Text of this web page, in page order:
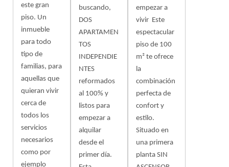
este gran
piso. Un
inmueble
para todo
tipo de
familias, para
aquellas que
quieran vivir
cerca de
todos los
servicios
necesarios
como por
ejemplo
buscando,
DOS
APARTAMEN
TOS
INDEPENDIE
NTES
reformados
al 100% y
listos para
empezar a
alquilar
desde el
primer día.
empezar a
vivir Este
espectacular
piso de 100
m² te ofrece
la
combinación
perfecta de
confort y
estilo.
Situado en
una primera
planta SIN